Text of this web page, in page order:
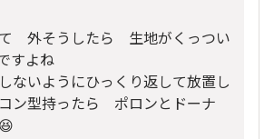
外そうしたら 生地がくっつい
すよね
ないようにひっくり返して放置し
ン型持ったら ポロンとドーナ